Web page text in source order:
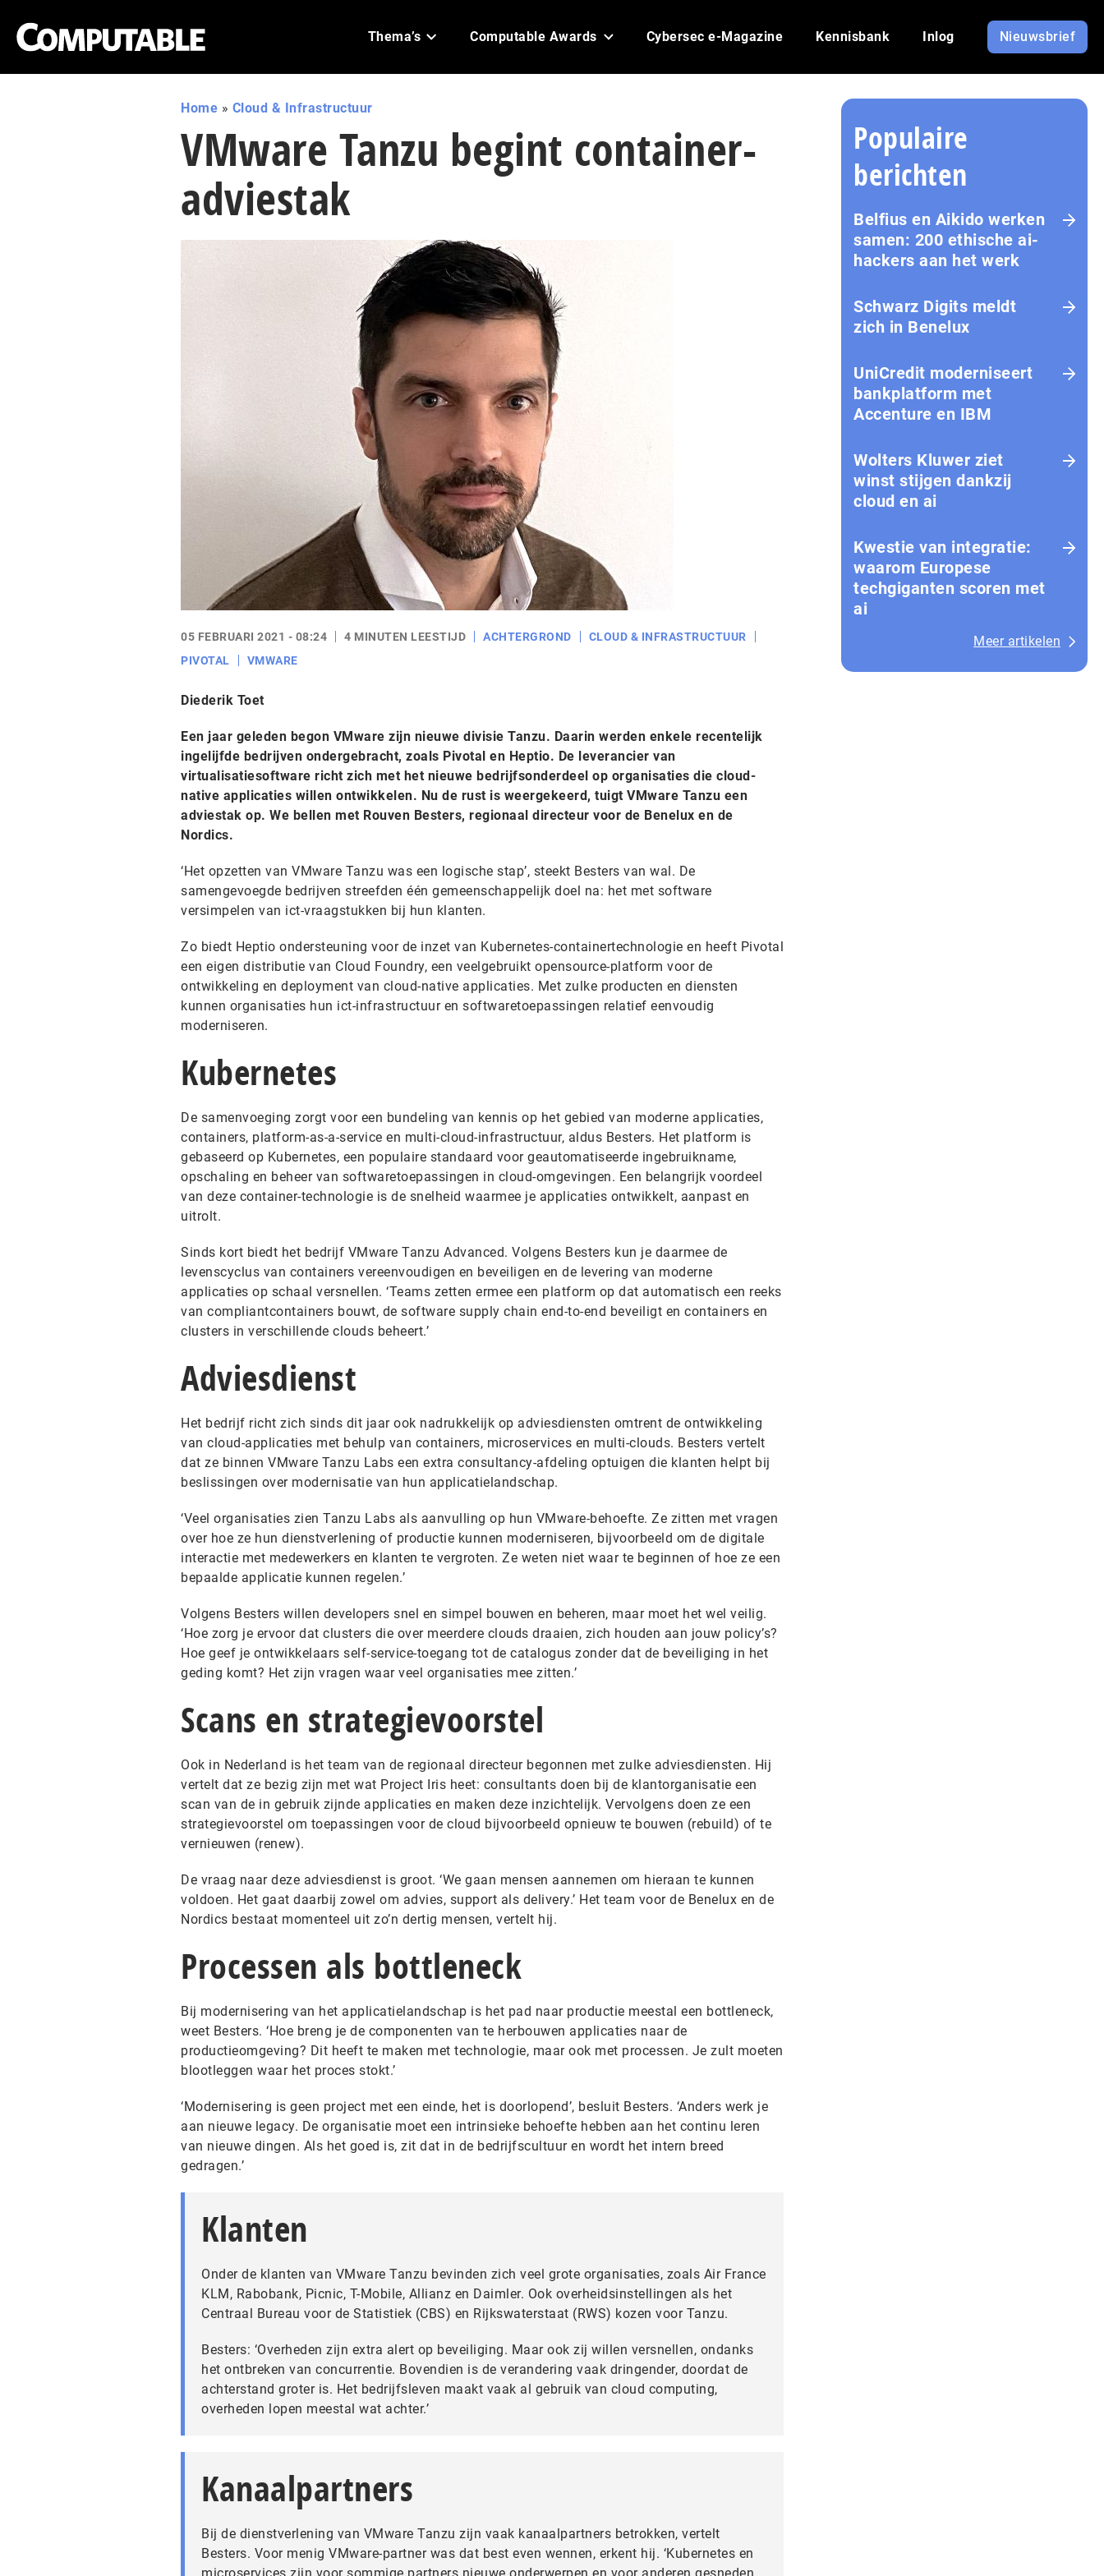
Thema’s Computable Awards Cybersec e-Magazine Kennisbank Inlog Nieuwsbrief
Home » Cloud & Infrastructuur
VMware Tanzu begint container-
adviestak
05 FEBRUARI 2021 - 08:24 4 MINUTEN LEESTIJD ACHTERGROND
CLOUD & INFRASTRUCTUUR
PIVOTAL
VMWARE
Diederik Toet
Een jaar geleden begon VMware zijn nieuwe divisie Tanzu. Daarin werden enkele recentelijk
ingelijfde bedrijven ondergebracht, zoals Pivotal en Heptio. De leverancier van
virtualisatiesoftware richt zich met het nieuwe bedrijfsonderdeel op organisaties die cloud-
native applicaties willen ontwikkelen. Nu de rust is weergekeerd, tuigt VMware Tanzu een
adviestak op. We bellen met Rouven Besters, regionaal directeur voor de Benelux en de
Nordics.
‘Het opzetten van VMware Tanzu was een logische stap’, steekt Besters van wal. De
samengevoegde bedrijven streefden één gemeenschappelijk doel na: het met software
versimpelen van ict-vraagstukken bij hun klanten.
Zo biedt Heptio ondersteuning voor de inzet van Kubernetes-containertechnologie en heeft Pivotal
een eigen distributie van Cloud Foundry, een veelgebruikt opensource-platform voor de
ontwikkeling en deployment van cloud-native applicaties. Met zulke producten en diensten
kunnen organisaties hun ict-infrastructuur en softwaretoepassingen relatief eenvoudig
moderniseren.
Kubernetes
De samenvoeging zorgt voor een bundeling van kennis op het gebied van moderne applicaties,
containers, platform-as-a-service en multi-cloud-infrastructuur, aldus Besters. Het platform is
gebaseerd op Kubernetes, een populaire standaard voor geautomatiseerde ingebruikname,
opschaling en beheer van softwaretoepassingen in cloud-omgevingen. Een belangrijk voordeel
van deze container-technologie is de snelheid waarmee je applicaties ontwikkelt, aanpast en
uitrolt.
Sinds kort biedt het bedrijf VMware Tanzu Advanced. Volgens Besters kun je daarmee de
levenscyclus van containers vereenvoudigen en beveiligen en de levering van moderne
applicaties op schaal versnellen. ‘Teams zetten ermee een platform op dat automatisch een reeks
van compliantcontainers bouwt, de software supply chain end-to-end beveiligt en containers en
clusters in verschillende clouds beheert.’
Adviesdienst
Het bedrijf richt zich sinds dit jaar ook nadrukkelijk op adviesdiensten omtrent de ontwikkeling
van cloud-applicaties met behulp van containers, microservices en multi-clouds. Besters vertelt
dat ze binnen VMware Tanzu Labs een extra consultancy-afdeling optuigen die klanten helpt bij
beslissingen over modernisatie van hun applicatielandschap.
‘Veel organisaties zien Tanzu Labs als aanvulling op hun VMware-behoefte. Ze zitten met vragen
over hoe ze hun dienstverlening of productie kunnen moderniseren, bijvoorbeeld om de digitale
interactie met medewerkers en klanten te vergroten. Ze weten niet waar te beginnen of hoe ze een
bepaalde applicatie kunnen regelen.’
Volgens Besters willen developers snel en simpel bouwen en beheren, maar moet het wel veilig.
‘Hoe zorg je ervoor dat clusters die over meerdere clouds draaien, zich houden aan jouw policy’s?
Hoe geef je ontwikkelaars self-service-toegang tot de catalogus zonder dat de beveiliging in het
geding komt? Het zijn vragen waar veel organisaties mee zitten.’
Scans en strategievoorstel
Ook in Nederland is het team van de regionaal directeur begonnen met zulke adviesdiensten. Hij
vertelt dat ze bezig zijn met wat Project Iris heet: consultants doen bij de klantorganisatie een
scan van de in gebruik zijnde applicaties en maken deze inzichtelijk. Vervolgens doen ze een
strategievoorstel om toepassingen voor de cloud bijvoorbeeld opnieuw te bouwen (rebuild) of te
vernieuwen (renew).
De vraag naar deze adviesdienst is groot. ‘We gaan mensen aannemen om hieraan te kunnen
voldoen. Het gaat daarbij zowel om advies, support als delivery.’ Het team voor de Benelux en de
Nordics bestaat momenteel uit zo’n dertig mensen, vertelt hij.
Processen als bottleneck
Bij modernisering van het applicatielandschap is het pad naar productie meestal een bottleneck,
weet Besters. ‘Hoe breng je de componenten van te herbouwen applicaties naar de
productieomgeving? Dit heeft te maken met technologie, maar ook met processen. Je zult moeten
blootleggen waar het proces stokt.’
‘Modernisering is geen project met een einde, het is doorlopend’, besluit Besters. ‘Anders werk je
aan nieuwe legacy. De organisatie moet een intrinsieke behoefte hebben aan het continu leren
van nieuwe dingen. Als het goed is, zit dat in de bedrijfscultuur en wordt het intern breed
gedragen.’
Klanten
Onder de klanten van VMware Tanzu bevinden zich veel grote organisaties, zoals Air France
KLM, Rabobank, Picnic, T-Mobile, Allianz en Daimler. Ook overheidsinstellingen als het
Centraal Bureau voor de Statistiek (CBS) en Rijkswaterstaat (RWS) kozen voor Tanzu.
Besters: ‘Overheden zijn extra alert op beveiliging. Maar ook zij willen versnellen, ondanks
het ontbreken van concurrentie. Bovendien is de verandering vaak dringender, doordat de
achterstand groter is. Het bedrijfsleven maakt vaak al gebruik van cloud computing,
overheden lopen meestal wat achter.’
Kanaalpartners
Bij de dienstverlening van VMware Tanzu zijn vaak kanaalpartners betrokken, vertelt
Besters. Voor menig VMware-partner was dat best even wennen, erkent hij. ‘Kubernetes en
Populaire
berichten
Belfius en Aikido werken
samen: 200 ethische ai-
hackers aan het werk
Schwarz Digits meldt
zich in Benelux
UniCredit moderniseert
bankplatform met
Accenture en IBM
Wolters Kluwer ziet
winst stijgen dankzij
cloud en ai
Kwestie van integratie:
waarom Europese
techgiganten scoren met
ai
Meer artikelen